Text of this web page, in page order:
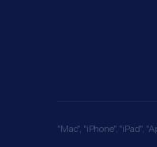
"Mac", "iPhone", "iPad",